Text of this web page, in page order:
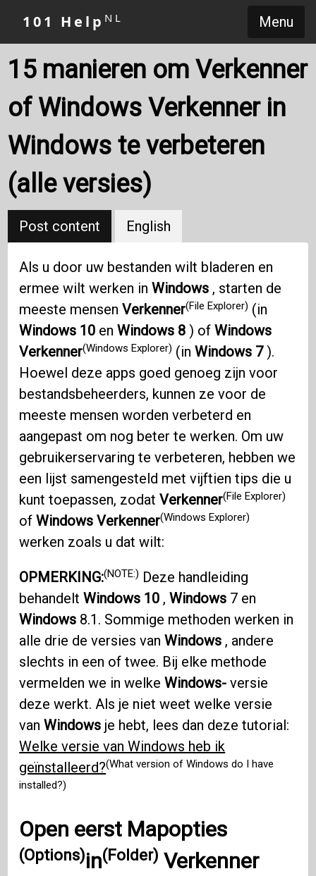
Menu
101 Help NL
15 manieren om Verkenner
of Windows Verkenner in
Windows te verbeteren
(alle versies)
Post content English
Als u door uw bestanden wilt bladeren en
ermee wilt werken inWindows , starten de
meeste mensenVerkenner(File Explorer) (in
Windows 10 enWindows 8 ) ofWindows
Verkenner(Windows Explorer) (inWindows 7).
Hoewel deze apps goed genoeg zijn voor
bestandsbeheerders, kunnen ze voor de
meeste mensen worden verbeterd en
aangepast om nog beter te werken. Om uw
gebruikerservaring te verbeteren, hebben we
een lijst samengesteld met vijftien tips die u
kunt toepassen, zodatVerkenner(File Explorer)
ofWindows Verkenner(Windows Explorer)
werken zoals u dat wilt:
OPMERKING:(NOTE:) Deze handleiding
behandeltWindows 10 ,Windows 7 en
Windows 8.1. Sommige methoden werken in
alle drie de versies vanWindows , andere
slechts in een of twee. Bij elke methode
vermelden we in welkeWindows- versie
deze werkt. Als je niet weet welke versie
vanWindows je hebt, lees dan deze tutorial:
Welke versie van Windows heb ik
geïnstalleerd?(What version of Windows do I have
installed?)
Open eerst Mapopties
(Options)in(Folder) Verkenner